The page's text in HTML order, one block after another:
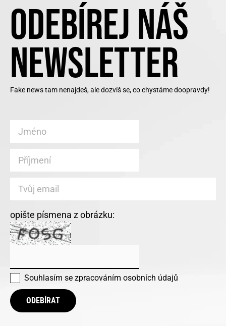
ODEBÍREJ NÁŠ
NEWSLETTER
Fake news tam nenajdeš, ale dozvíš se, co chystáme doopravdy!
opište písmena z obrázku:
Souhlasím se zpracováním osobních údajů
ODEBÍRAT